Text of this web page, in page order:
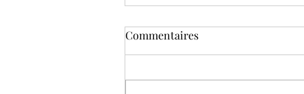
Commentaires